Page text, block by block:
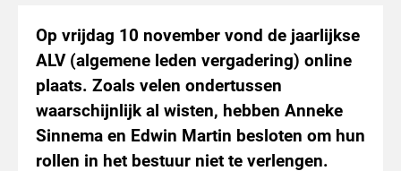
Op vrijdag 10 november vond de jaarlijkse
ALV (algemene leden vergadering) online
plaats. Zoals velen ondertussen
waarschijnlijk al wisten, hebben Anneke
Sinnema en Edwin Martin besloten om hun
rollen in het bestuur niet te verlengen.